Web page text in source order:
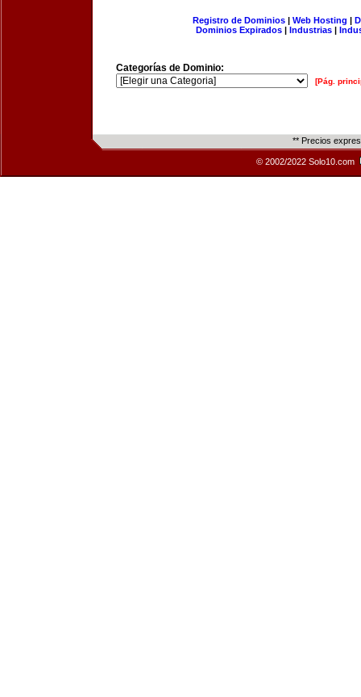
Registro de Dominios| Web Hosting |
Dominios Expirados | Industrias |
Categorías de Dominio:
[Pág.
** Precios
© 2002/2022 Solo10.com